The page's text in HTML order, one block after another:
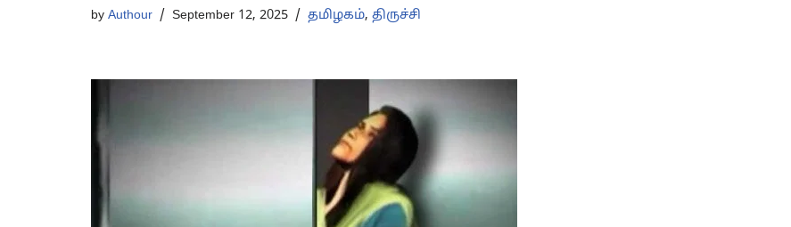
by Authour September 12, 2025 தமிழகம், திருச்சி